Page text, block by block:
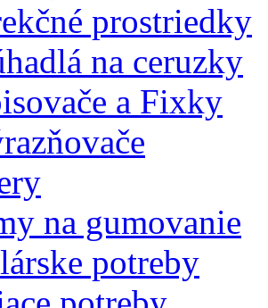
prostriedky
na ceruzky
a Fixky
na gumovanie
potreby